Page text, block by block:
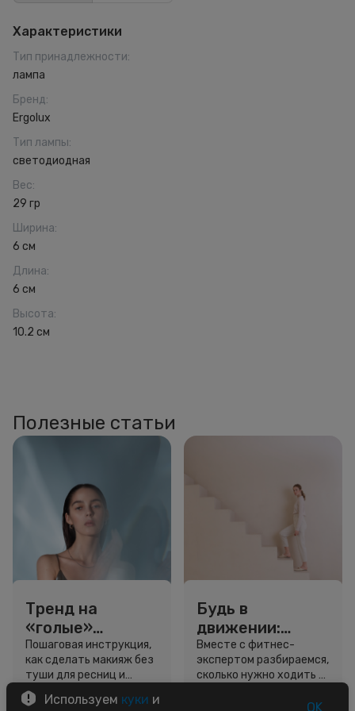
Характеристики
Тип принадлежности:
лампа
Бренд:
Ergolux
Тип лампы:
светодиодная
Вес:
29 гр
Ширина:
6 см
Длина:
6 см
Высота:
10.2 см
Полезные статьи
Тренд на
«голые»
ресницы: как
выглядеть
свежо, не
используя тушь
Пошаговая инструкция,
как сделать макияж без
туши для ресниц и
звёздный образ для
вдохновения.
Будь в
движении:
сколько нужно
шагов для
красоты и
Вместе с фитнес-
экспертом разбираемся,
сколько нужно ходить и
Используем куки и
OK